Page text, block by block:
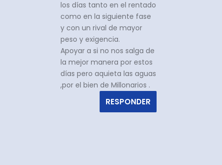
los días tanto en el rentado
como en la siguiente fase
y con un rival de mayor
peso y exigencia.
Apoyar a si no nos salga de
la mejor manera por estos
días pero aquieta las aguas
,por el bien de Millonarios .
RESPONDER